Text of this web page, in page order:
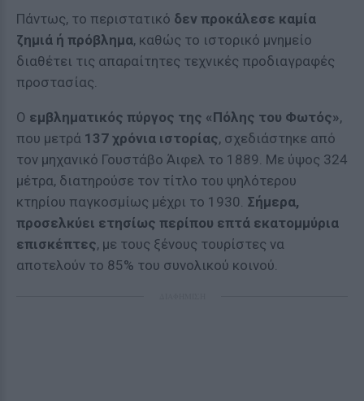
Πάντως, το περιστατικό δεν προκάλεσε καμία
ζημιά ή πρόβλημα, καθώς το ιστορικό μνημείο
διαθέτει τις απαραίτητες τεχνικές προδιαγραφές
προστασίας.
Ο εμβληματικός πύργος της «Πόλης του Φωτός»,
που μετρά 137 χρόνια ιστορίας, σχεδιάστηκε από
τον μηχανικό Γουστάβο Άιφελ το 1889. Με ύψος 324
μέτρα, διατηρούσε τον τίτλο του ψηλότερου
κτηρίου παγκοσμίως μέχρι το 1930. Σήμερα,
προσελκύει ετησίως περίπου επτά εκατομμύρια
επισκέπτες, με τους ξένους τουρίστες να
αποτελούν το 85% του συνολικού κοινού.